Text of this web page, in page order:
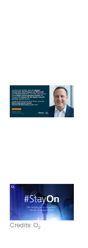
Credits: O2